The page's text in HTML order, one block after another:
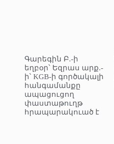
Գարեգին Բ.-ի
եղբօր՝ Եզրաս արք.-
ի՝ KGB-ի գործակալի
հանգամանքը
ապացուցող
փաստաթուղթ
հրապարակուած է